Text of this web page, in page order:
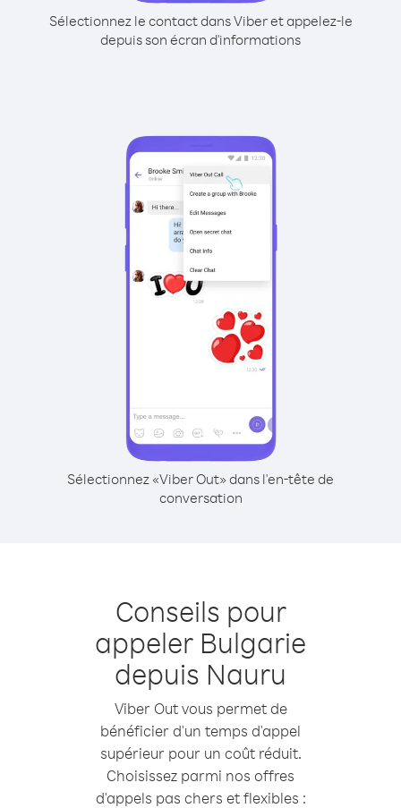
Sélectionnez le contact dans Viber et appelez-le
depuis son écran d'informations
Sélectionnez «Viber Out» dans l'en-tête de
conversation
Conseils pour
appeler Bulgarie
depuis Nauru
Viber Out vous permet de
bénéficier d'un temps d'appel
supérieur pour un coût réduit.
Choisissez parmi nos offres
d'appels pas chers et flexibles :